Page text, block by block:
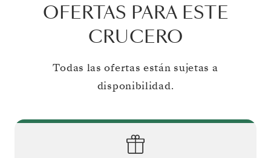
OFERTAS PARA ESTE
CRUCERO
Todas las ofertas están sujetas a
disponibilidad.